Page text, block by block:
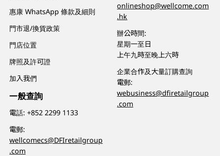
惠康 WhatsApp 條款及細則
門市退/換貨政策
門店位置
牌照及許可證
加入我們
一般查詢
電話:+852 2299 1133
電郵:
wellcomecs@DFIretailgroup
.com
onlineshop@wellcome.com
.hk
辦公時間:
星期一至日
上午九時至晚上六時
企業合作及大量訂購查詢
電郵:
webusiness@dfiretailgroup
.com